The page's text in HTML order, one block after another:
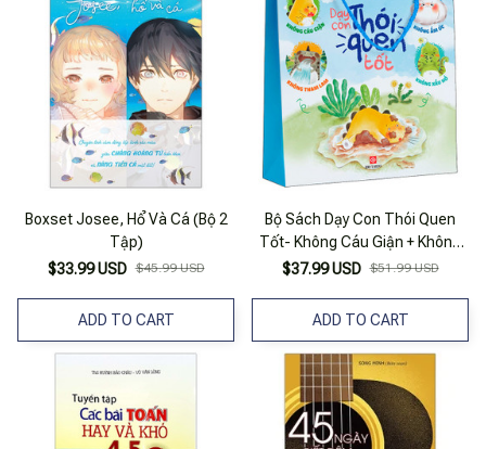
Boxset Josee, Hổ Và Cá (Bộ 2
Tập)
$33.99 USD $45.99 USD
ADD TO CART
Bộ Sách Dạy Con Thói Quen
Tốt- Không Cáu Giận + Không
Tham Lam + Không Ấm Ức +
$37.99 USD $51.99 USD
ADD TO CART